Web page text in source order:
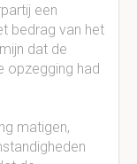
een
bedrag van het
dat de
opzegging had
matigen,